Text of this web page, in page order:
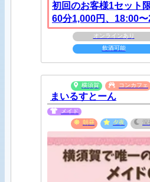
初回のお客様1セット
60分1,000円、18:00
円、21:00〜LAST 30
します！(SC10% &
オンラインあり
飲酒可能
横須賀 コンカフェ
まいるすとーん
メイド
朝昼
夕夜 深